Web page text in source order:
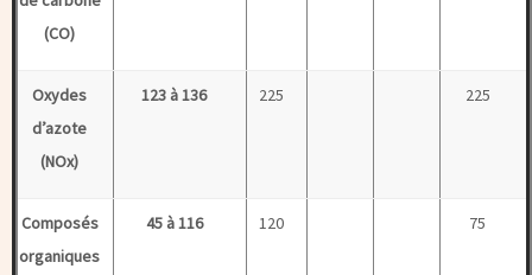
(CO)
Oxydes
d’azote
(NOx)
123 à 136 225 225
Composés
organiques
45 à 116 120 75